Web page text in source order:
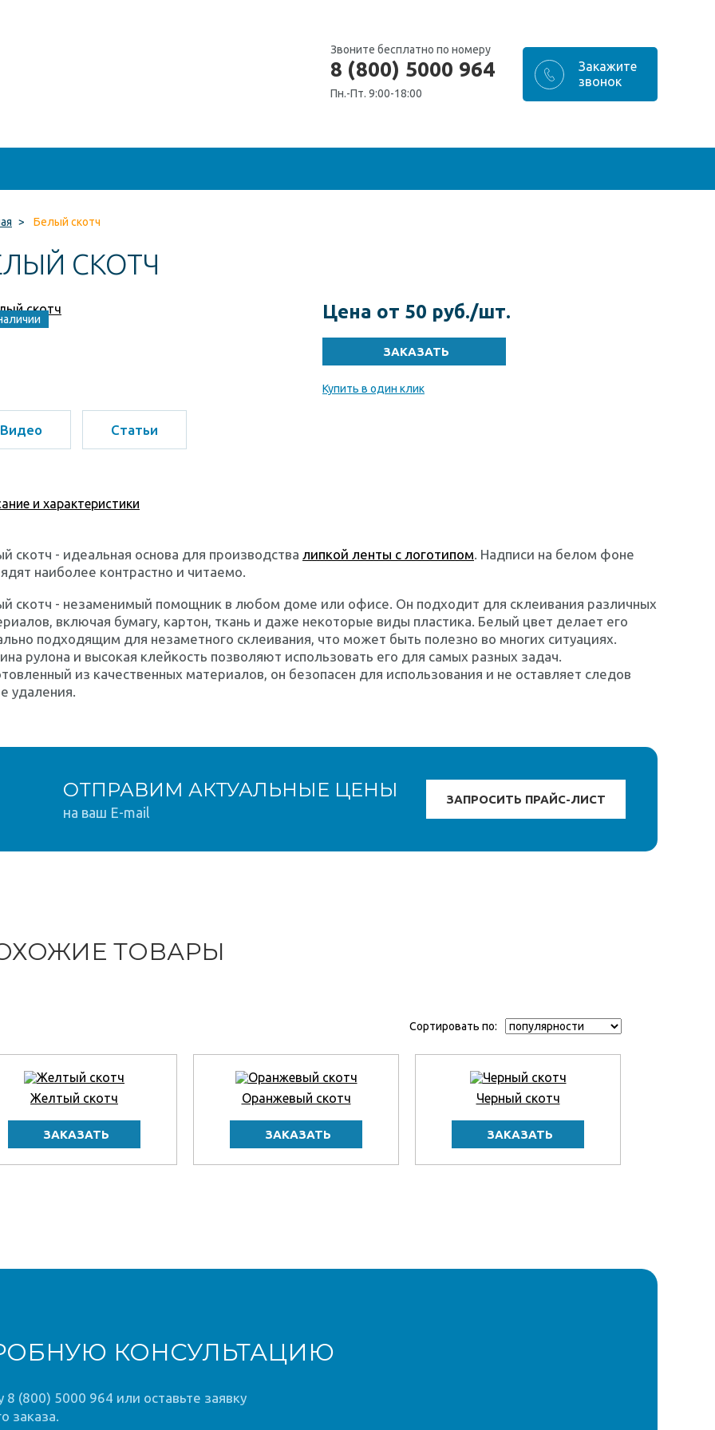
Звоните бесплатно по номеру
8 (800) 5000 964
Пн.-Пт. 9:00-18:00
> Белый скотч
СКОТЧ
Цена от 50 руб./шт.
Купить в один клик
Видео Статьи
и характеристики
скотч - идеальная основа для производства липкой ленты с логотипом. Надписи на белом фоне
наиболее контрастно и читаемо.
скотч - незаменимый помощник в любом доме или офисе. Он подходит для склеивания различных
включая бумагу, картон, ткань и даже некоторые виды пластика. Белый цвет делает его
подходящим для незаметного склеивания, что может быть полезно во многих ситуациях.
рулона и высокая клейкость позволяют использовать его для самых разных задач.
из качественных материалов, он безопасен для использования и не оставляет следов
удаления.
ОТПРАВИМ АКТУАЛЬНЫЕ ЦЕНЫ
на ваш E-mail
ТОВАРЫ
Сортировать по:
Желтый скотч Оранжевый скотч Черный скотч
КОНСУЛЬТАЦИЮ
(800) 5000 964 или оставьте заявку
заказа.